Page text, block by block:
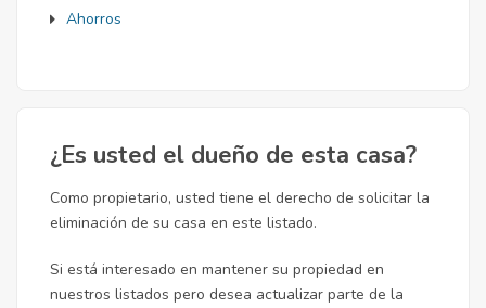
Ahorros
¿Es usted el dueño de esta casa?
Como propietario, usted tiene el derecho de solicitar la
eliminación de su casa en este listado.
Si está interesado en mantener su propiedad en
nuestros listados pero desea actualizar parte de la